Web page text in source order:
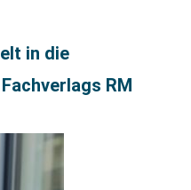
in die
RM